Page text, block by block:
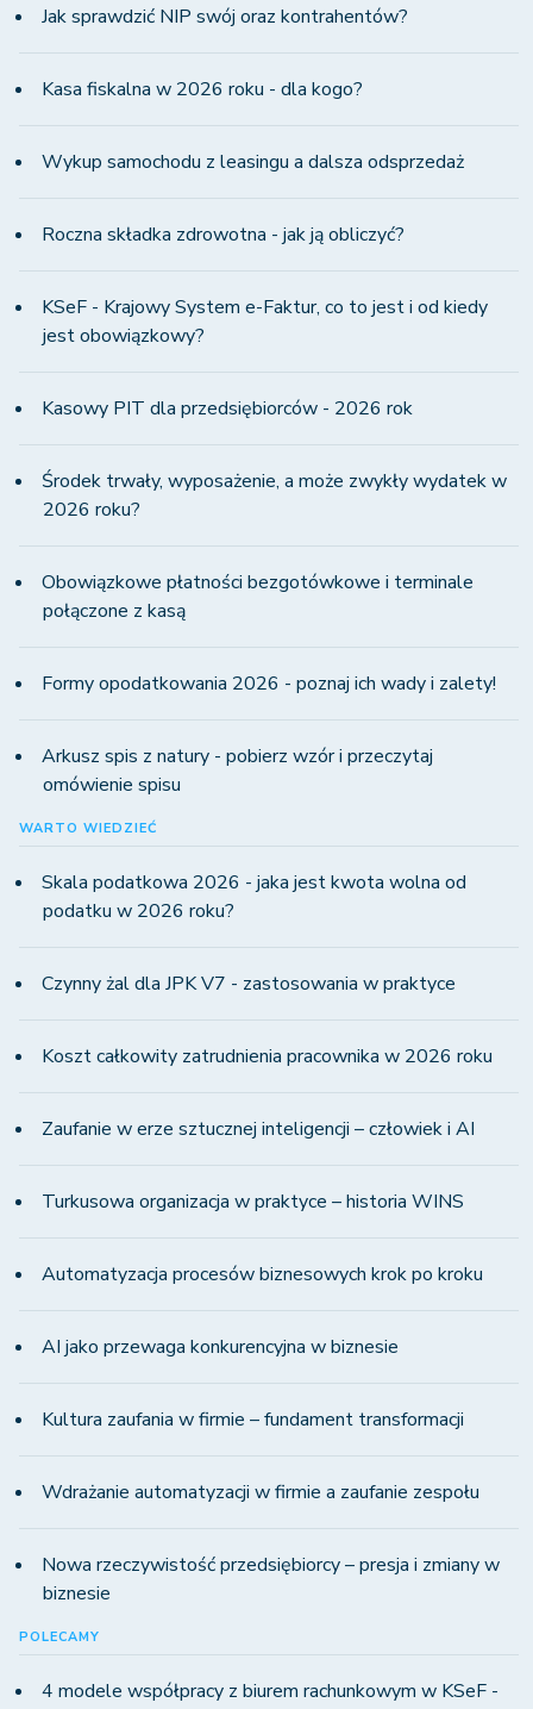
Jak sprawdzić NIP swój oraz kontrahentów?
Kasa fiskalna w 2026 roku - dla kogo?
Wykup samochodu z leasingu a dalsza odsprzedaż
Roczna składka zdrowotna - jak ją obliczyć?
KSeF - Krajowy System e-Faktur, co to jest i od kiedy
jest obowiązkowy?
Kasowy PIT dla przedsiębiorców - 2026 rok
Środek trwały, wyposażenie, a może zwykły wydatek w
2026 roku?
Obowiązkowe płatności bezgotówkowe i terminale
połączone z kasą
Formy opodatkowania 2026 - poznaj ich wady i zalety!
Arkusz spis z natury - pobierz wzór i przeczytaj
omówienie spisu
WARTO WIEDZIEĆ
Skala podatkowa 2026 - jaka jest kwota wolna od
podatku w 2026 roku?
Czynny żal dla JPK V7 - zastosowania w praktyce
Koszt całkowity zatrudnienia pracownika w 2026 roku
Zaufanie w erze sztucznej inteligencji – człowiek i AI
Turkusowa organizacja w praktyce – historia WINS
Automatyzacja procesów biznesowych krok po kroku
AI jako przewaga konkurencyjna w biznesie
Kultura zaufania w firmie – fundament transformacji
Wdrażanie automatyzacji w firmie a zaufanie zespołu
Nowa rzeczywistość przedsiębiorcy – presja i zmiany w
biznesie
POLECAMY
4 modele współpracy z biurem rachunkowym w KSeF -